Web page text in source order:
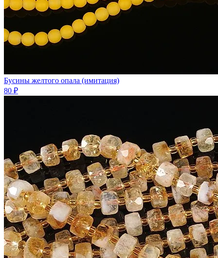
Бусины желтого опала (имитация)
80 ₽